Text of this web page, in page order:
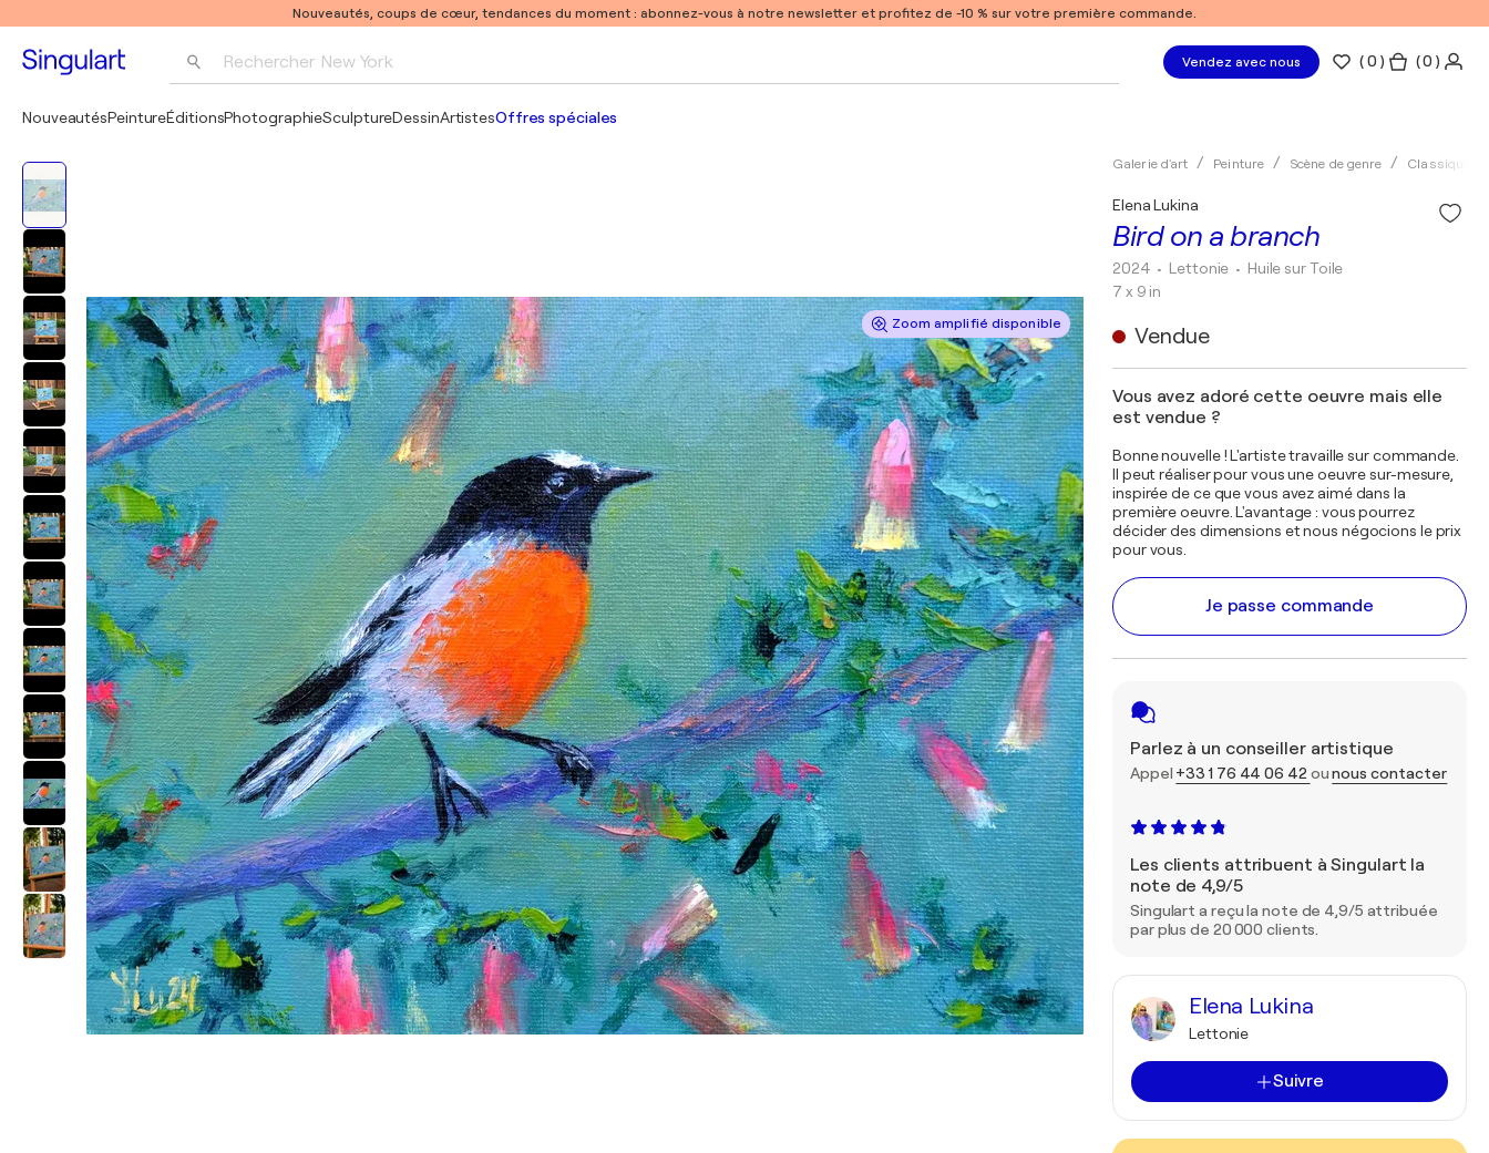
Nouveautés, coups de cœur, tendances du moment : abonnez-vous à notre newsletter et profitez de -10 % sur votre première commande.
Rechercher New York Vendez avec nous (0 ) ( 0 )
NouveautésPeintureÉditionsPhotographieSculptureDessinArtistesOffres spéciales
Zoom amplifié disponible
Galerie d'art Peinture Scène de genre Classique
Bird on a branch
Elena Lukina
2024 • Lettonie • Huile sur Toile
7 x 9 in
Vendue
Vous avez adoré cette oeuvre mais elle
est vendue ?
Bonne nouvelle ! L'artiste travaille sur commande.
Il peut réaliser pour vous une oeuvre sur-mesure,
inspirée de ce que vous avez aimé dans la
première oeuvre. L'avantage : vous pourrez
décider des dimensions et nous négocions le prix
pour vous.
Je passe commande
Parlez à un conseiller artistique
Appel +33 1 76 44 06 42 ounous contacter
Les clients attribuent à Singulart la
note de 4,9/5
Singulart a reçu la note de 4,9/5 attribuée
par plus de 20 000 clients.
Elena Lukina
Lettonie
Suivre